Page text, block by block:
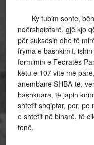
Ky tubim sonte,
ndërshqiptarë, gjë kjo
për suksesin dhe të
fryma e bashkimit,
formimin e Fedratës
këtu e 107 vite më
anembanë SHBA-të,
bashkuara, të japin
shtetit shqiptar, por, po
e shtetit në binarë, të
tonë.